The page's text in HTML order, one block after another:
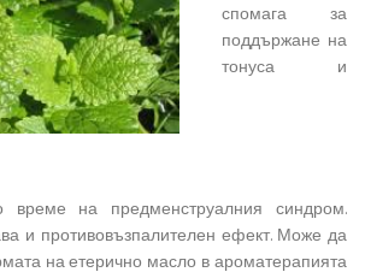
спомага за
поддържане на
тонуса и
време на предменструалния синдром.
и противовъзпалителен ефект. Може да
на етерично масло в ароматерапията